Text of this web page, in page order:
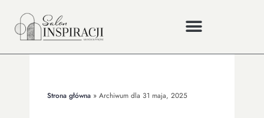
Strona główna » Archiwum dla 31 maja, 2025